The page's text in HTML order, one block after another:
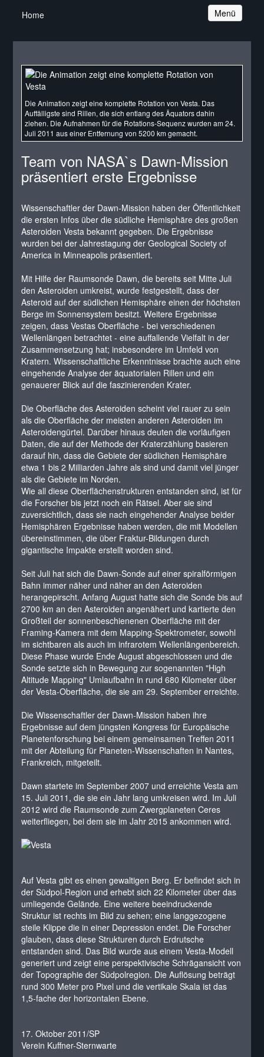
Navigation
Menü
Home
Die Animation zeigt eine komplette Rotation von Vesta. Das
Auffälligste sind Rillen, die sich entlang des Äquators dahin
ziehen. Die Aufnahmen für die Rotations-Sequenz wurden am 24.
Juli 2011 aus einer Entfernung von 5200 km gemacht.
Team von NASA`s Dawn-Mission
präsentiert erste Ergebnisse
Wissenschaftler der Dawn-Mission haben der Öffentlichkeit
die ersten Infos über die südliche Hemisphäre des großen
Asteroiden Vesta bekannt gegeben. Die Ergebnisse
wurden bei der Jahrestagung der Geological Society of
America in Minneapolis präsentiert.
Mit Hilfe der Raumsonde Dawn, die bereits seit Mitte Juli
den Asteroiden umkreist, wurde festgestellt, dass der
Asteroid auf der südlichen Hemisphäre einen der höchsten
Berge im Sonnensystem besitzt. Weitere Ergebnisse
zeigen, dass Vestas Oberfläche - bei verschiedenen
Wellenlängen betrachtet - eine auffallende Vielfalt in der
Zusammensetzung hat; insbesondere im Umfeld von
Kratern. Wissenschaftliche Erkenntnisse brachte auch eine
eingehende Analyse der äquatorialen Rillen und ein
genauerer Blick auf die faszinierenden Krater.
Die Oberfläche des Asteroiden scheint viel rauer zu sein
als die Oberfläche der meisten anderen Asteroiden im
Asteroidengürtel. Darüber hinaus deuten die vorläufigen
Daten, die auf der Methode der Kraterzählung basieren
darauf hin, dass die Gebiete der südlichen Hemisphäre
etwa 1 bis 2 Milliarden Jahre als sind und damit viel jünger
als die Gebiete im Norden.
Wie all diese Oberflächenstrukturen entstanden sind, ist für
die Forscher bis jetzt noch ein Rätsel. Aber sie sind
zuversichtlich, dass sie nach eingehender Analyse beider
Hemisphären Ergebnisse haben werden, die mit Modellen
übereinstimmen, die über Fraktur-Bildungen durch
gigantische Impakte erstellt worden sind.
Seit Juli hat sich die Dawn-Sonde auf einer spiralförmigen
Bahn immer näher und näher an den Asteroiden
herangepirscht. Anfang August hatte sich die Sonde bis auf
2700 km an den Asteroiden angenähert und kartierte den
Großteil der sonnenbeschienenen Oberfläche mit der
Framing-Kamera mit dem Mapping-Spektrometer, sowohl
im sichtbaren als auch im infrarotem Wellenlängenbereich.
Diese Phase wurde Ende August abgeschlossen und die
Sonde setzte sich in Bewegung zur sogenannten "High
Altitude Mapping" Umlaufbahn in rund 680 Kilometer über
der Vesta-Oberfläche, die sie am 29. September erreichte.
Die Wissenschaftler der Dawn-Mission haben ihre
Ergebnisse auf dem jüngsten Kongress für Europäische
Planetenforschung bei einem gemeinsamen Treffen 2011
mit der Abteilung für Planeten-Wissenschaften in Nantes,
Frankreich, mitgeteilt.
Dawn startete im September 2007 und erreichte Vesta am
15. Juli 2011, die sie ein Jahr lang umkreisen wird. Im Juli
2012 wird die Raumsonde zum Zwergplaneten Ceres
weiterfliegen, bei dem sie im Jahr 2015 ankommen wird.
Auf Vesta gibt es einen gewaltigen Berg. Er befindet sich in
der Südpol-Region und erhebt sich 22 Kilometer über das
umliegende Gelände. Eine weitere beeindruckende
Struktur ist rechts im Bild zu sehen; eine langgezogene
steile Klippe die in einer Depression endet. Die Forscher
glauben, dass diese Strukturen durch Erdrutsche
entstanden sind. Das Bild wurde aus einem Vesta-Modell
generiert und zeigt eine perspektivische Schrägansicht von
der Topographie der Südpolregion. Die Auflösung beträgt
rund 300 Meter pro Pixel und die vertikale Skala ist das
1,5-fache der horizontalen Ebene.
17. Oktober 2011/SP
Verein Kuffner-Sternwarte